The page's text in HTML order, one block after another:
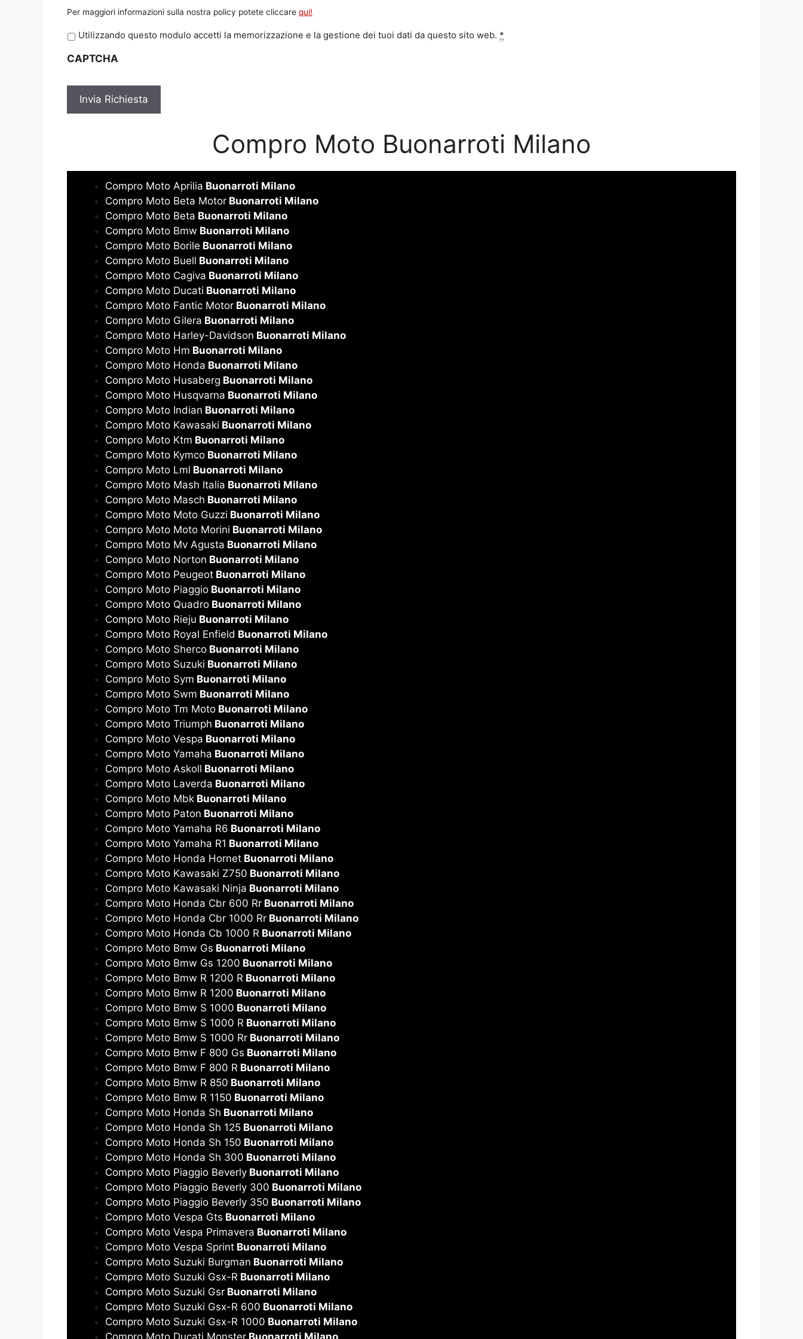
Per maggiori informazioni sulla nostra policy potete cliccare qui!
P
i
a
y
Utilizzando questo modulo accetti la memorizzazione e la gestione dei tuoi dati da questo sito web. *
CAPTCHA
Compro Moto Buonarroti Milano
Compro Moto Aprilia Buonarroti Milano
Compro Moto Beta Motor Buonarroti Milano
Compro Moto Beta Buonarroti Milano
Compro Moto Bmw Buonarroti Milano
Compro Moto Borile Buonarroti Milano
Compro Moto Buell Buonarroti Milano
Compro Moto Cagiva Buonarroti Milano
Compro Moto Ducati Buonarroti Milano
Compro Moto Fantic Motor Buonarroti Milano
Compro Moto Gilera Buonarroti Milano
Compro Moto Harley-Davidson Buonarroti Milano
Compro Moto Hm Buonarroti Milano
Compro Moto Honda Buonarroti Milano
Compro Moto Husaberg Buonarroti Milano
Compro Moto Husqvarna Buonarroti Milano
Compro Moto Indian Buonarroti Milano
Compro Moto Kawasaki Buonarroti Milano
Compro Moto Ktm Buonarroti Milano
Compro Moto Kymco Buonarroti Milano
Compro Moto Lml Buonarroti Milano
Compro Moto Mash Italia Buonarroti Milano
Compro Moto Masch Buonarroti Milano
Compro Moto Moto Guzzi Buonarroti Milano
Compro Moto Moto Morini Buonarroti Milano
Compro Moto Mv Agusta Buonarroti Milano
Compro Moto Norton Buonarroti Milano
Compro Moto Peugeot Buonarroti Milano
Compro Moto Piaggio Buonarroti Milano
Compro Moto Quadro Buonarroti Milano
Compro Moto Rieju Buonarroti Milano
Compro Moto Royal Enfield Buonarroti Milano
Compro Moto Sherco Buonarroti Milano
Compro Moto Suzuki Buonarroti Milano
Compro Moto Sym Buonarroti Milano
Compro Moto Swm Buonarroti Milano
Compro Moto Tm Moto Buonarroti Milano
Compro Moto Triumph Buonarroti Milano
Compro Moto Vespa Buonarroti Milano
Compro Moto Yamaha Buonarroti Milano
Compro Moto Askoll Buonarroti Milano
Compro Moto Laverda Buonarroti Milano
Compro Moto Mbk Buonarroti Milano
Compro Moto Paton Buonarroti Milano
Compro Moto Yamaha R6 Buonarroti Milano
Compro Moto Yamaha R1 Buonarroti Milano
Compro Moto Honda Hornet Buonarroti Milano
Compro Moto Kawasaki Z750 Buonarroti Milano
Compro Moto Kawasaki Ninja Buonarroti Milano
Compro Moto Honda Cbr 600 Rr Buonarroti Milano
Compro Moto Honda Cbr 1000 Rr Buonarroti Milano
Compro Moto Honda Cb 1000 R Buonarroti Milano
Compro Moto Bmw Gs Buonarroti Milano
Compro Moto Bmw Gs 1200 Buonarroti Milano
Compro Moto Bmw R 1200 R Buonarroti Milano
Compro Moto Bmw R 1200 Buonarroti Milano
Compro Moto Bmw S 1000 Buonarroti Milano
Compro Moto Bmw S 1000 R Buonarroti Milano
Compro Moto Bmw S 1000 Rr Buonarroti Milano
Compro Moto Bmw F 800 Gs Buonarroti Milano
Compro Moto Bmw F 800 R Buonarroti Milano
Compro Moto Bmw R 850 Buonarroti Milano
Compro Moto Bmw R 1150 Buonarroti Milano
Compro Moto Honda Sh Buonarroti Milano
Compro Moto Honda Sh 125 Buonarroti Milano
Compro Moto Honda Sh 150 Buonarroti Milano
Compro Moto Honda Sh 300 Buonarroti Milano
Compro Moto Piaggio Beverly Buonarroti Milano
Compro Moto Piaggio Beverly 300 Buonarroti Milano
Compro Moto Piaggio Beverly 350 Buonarroti Milano
Compro Moto Vespa Gts Buonarroti Milano
Compro Moto Vespa Primavera Buonarroti Milano
Compro Moto Vespa Sprint Buonarroti Milano
Compro Moto Suzuki Burgman Buonarroti Milano
Compro Moto Suzuki Gsx-R Buonarroti Milano
Compro Moto Suzuki Gsr Buonarroti Milano
Compro Moto Suzuki Gsx-R 600 Buonarroti Milano
Compro Moto Suzuki Gsx-R 1000 Buonarroti Milano
Compro Moto Ducati Monster Buonarroti Milano